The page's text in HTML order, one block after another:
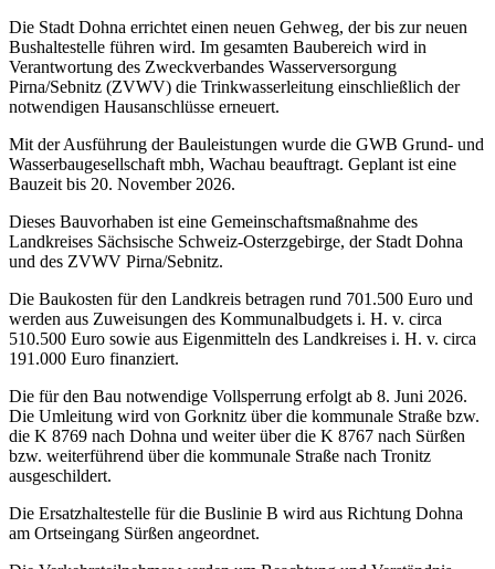
Die Stadt Dohna errichtet einen neuen Gehweg, der bis zur neuen
Bushaltestelle führen wird. Im gesamten Baubereich wird in
Verantwortung des Zweckverbandes Wasserversorgung
Pirna/Sebnitz (ZVWV) die Trinkwasserleitung einschließlich der
notwendigen Hausanschlüsse erneuert.
Mit der Ausführung der Bauleistungen wurde die GWB Grund- und
Wasserbaugesellschaft mbh, Wachau beauftragt. Geplant ist eine
Bauzeit bis 20. November 2026.
Dieses Bauvorhaben ist eine Gemeinschaftsmaßnahme des
Landkreises Sächsische Schweiz-Osterzgebirge, der Stadt Dohna
und des ZVWV Pirna/Sebnitz.
Die Baukosten für den Landkreis betragen rund 701.500 Euro und
werden aus Zuweisungen des Kommunalbudgets i. H. v. circa
510.500 Euro sowie aus Eigenmitteln des Landkreises i. H. v. circa
191.000 Euro finanziert.
Die für den Bau notwendige Vollsperrung erfolgt ab 8. Juni 2026.
Die Umleitung wird von Gorknitz über die kommunale Straße bzw.
die K 8769 nach Dohna und weiter über die K 8767 nach Sürßen
bzw. weiterführend über die kommunale Straße nach Tronitz
ausgeschildert.
Die Ersatzhaltestelle für die Buslinie B wird aus Richtung Dohna
am Ortseingang Sürßen angeordnet.